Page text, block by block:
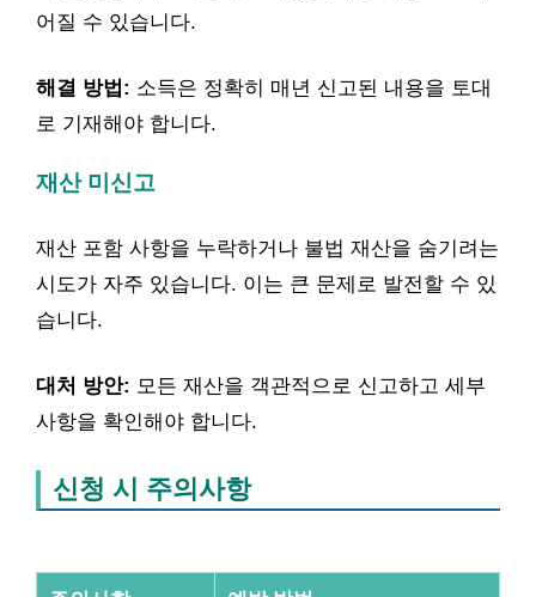
어질 수 있습니다.
해결 방법: 소득은 정확히 매년 신고된 내용을 토대
로 기재해야 합니다.
재산 미신고
재산 포함 사항을 누락하거나 불법 재산을 숨기려는
시도가 자주 있습니다. 이는 큰 문제로 발전할 수 있
습니다.
대처 방안: 모든 재산을 객관적으로 신고하고 세부
사항을 확인해야 합니다.
신청 시 주의사항